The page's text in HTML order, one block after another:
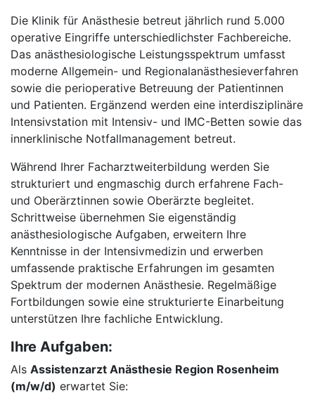
Die Klinik für Anästhesie betreut jährlich rund 5.000
operative Eingriffe unterschiedlichster Fachbereiche.
Das anästhesiologische Leistungsspektrum umfasst
moderne Allgemein- und Regionalanästhesieverfahren
sowie die perioperative Betreuung der Patientinnen
und Patienten. Ergänzend werden eine interdisziplinäre
Intensivstation mit Intensiv- und IMC-Betten sowie das
innerklinische Notfallmanagement betreut.
Während Ihrer Facharztweiterbildung werden Sie
strukturiert und engmaschig durch erfahrene Fach-
und Oberärztinnen sowie Oberärzte begleitet.
Schrittweise übernehmen Sie eigenständig
anästhesiologische Aufgaben, erweitern Ihre
Kenntnisse in der Intensivmedizin und erwerben
umfassende praktische Erfahrungen im gesamten
Spektrum der modernen Anästhesie. Regelmäßige
Fortbildungen sowie eine strukturierte Einarbeitung
unterstützen Ihre fachliche Entwicklung.
Ihre Aufgaben:
Als Assistenzarzt Anästhesie Region Rosenheim
(m/w/d) erwartet Sie: